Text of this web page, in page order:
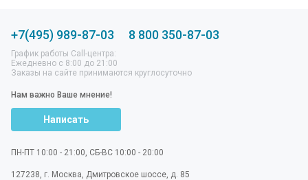
+7(495) 989-87-03 8 800 350-87-03
График работы Call-центра:
Ежедневно с 8:00 до 21:00
Заказы на сайте принимаются круглосуточно
Нам важно Ваше мнение!
Написать
ПН-ПТ 10:00 - 21:00, СБ-ВС 10:00 - 20:00
127238, г. Москва, Дмитровское шоссе, д. 85